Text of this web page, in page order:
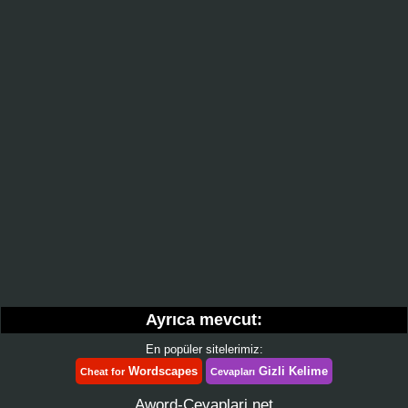
Ayrıca mevcut:
En popüler sitelerimiz:
Cheat forWordscapes Cevapları Gizli Kelime
Aword-Cevaplari.net